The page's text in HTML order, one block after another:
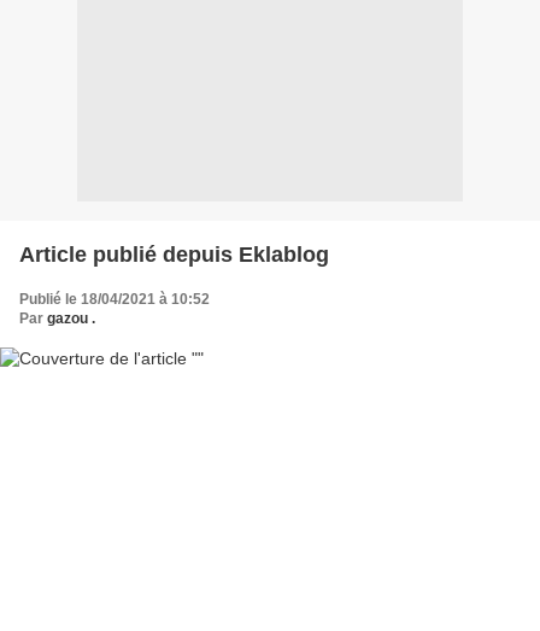
Article publié depuis Eklablog
Publié le 18/04/2021 à 10:52
Par gazou .